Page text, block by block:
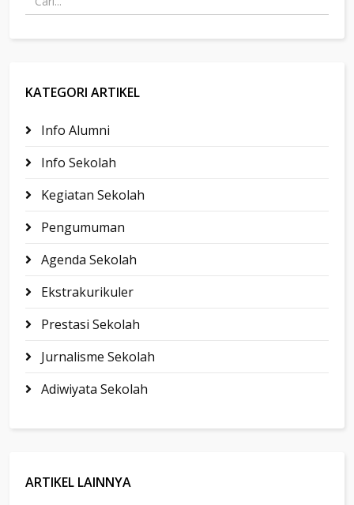
KATEGORI ARTIKEL
Info Alumni
Info Sekolah
Kegiatan Sekolah
Pengumuman
Agenda Sekolah
Ekstrakurikuler
Prestasi Sekolah
Jurnalisme Sekolah
Adiwiyata Sekolah
ARTIKEL LAINNYA